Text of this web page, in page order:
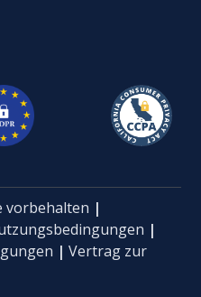
vorbehalten |
|
| Vertrag zur